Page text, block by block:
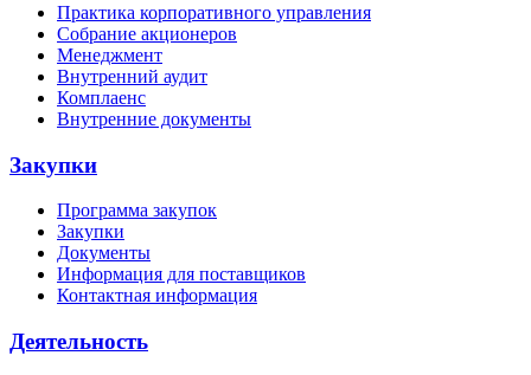
Практика корпоративного управления
Собрание акционеров
Менеджмент
Внутренний аудит
Комплаенс
Внутренние документы
Закупки
Программа закупок
Закупки
Документы
Информация для поставщиков
Контактная информация
Деятельность